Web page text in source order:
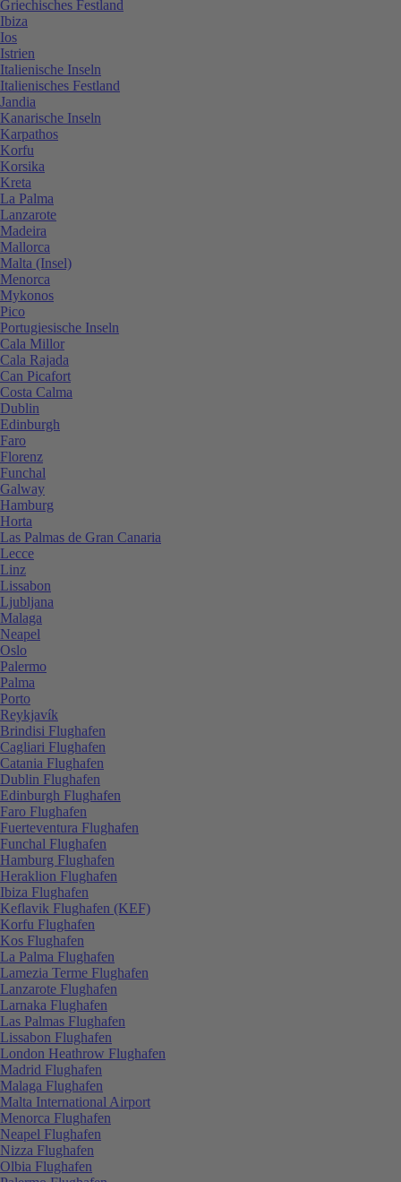
Griechisches Festland
Ibiza
Ios
Istrien
Italienische Inseln
Italienisches Festland
Jandia
Kanarische Inseln
Karpathos
Korfu
Korsika
Kreta
La Palma
Lanzarote
Madeira
Mallorca
Malta (Insel)
Menorca
Mykonos
Pico
Portugiesische Inseln
Cala Millor
Cala Rajada
Can Picafort
Costa Calma
Dublin
Edinburgh
Faro
Florenz
Funchal
Galway
Hamburg
Horta
Las Palmas de Gran Canaria
Lecce
Linz
Lissabon
Ljubljana
Malaga
Neapel
Oslo
Palermo
Palma
Porto
Reykjavík
Brindisi Flughafen
Cagliari Flughafen
Catania Flughafen
Dublin Flughafen
Edinburgh Flughafen
Faro Flughafen
Fuerteventura Flughafen
Funchal Flughafen
Hamburg Flughafen
Heraklion Flughafen
Ibiza Flughafen
Keflavik Flughafen (KEF)
Korfu Flughafen
Kos Flughafen
La Palma Flughafen
Lamezia Terme Flughafen
Lanzarote Flughafen
Larnaka Flughafen
Las Palmas Flughafen
Lissabon Flughafen
London Heathrow Flughafen
Madrid Flughafen
Malaga Flughafen
Malta International Airport
Menorca Flughafen
Neapel Flughafen
Nizza Flughafen
Olbia Flughafen